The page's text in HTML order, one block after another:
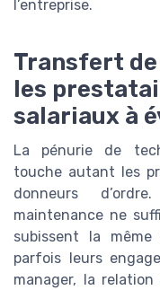
l’entreprise.
Transfert
les
salariaux à
La pénurie de
touche autant les
donneurs
maintenance ne
subissent la
parfois leurs
manager, la